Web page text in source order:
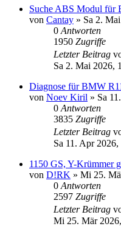
Suche ABS Modul für
von Cantay » Sa 2.
0 Antworten
1950 Zugriffe
Letzter Beitrag
Sa 2. Mai 2026,
Diagnose für BMW
von Noev Kiril » Sa
0 Antworten
3835 Zugriffe
Letzter Beitrag
Sa 11. Apr 2026,
1150 GS, Y-Krümmer
von D!RK » Mi 25.
0 Antworten
2597 Zugriffe
Letzter Beitrag
Mi 25. Mär